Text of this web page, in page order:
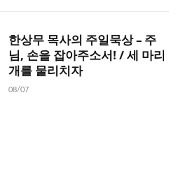
한상무 목사의 주일묵상 – 주
님, 손을 잡아주소서! / 세 마리
개를 물리치자
08/07